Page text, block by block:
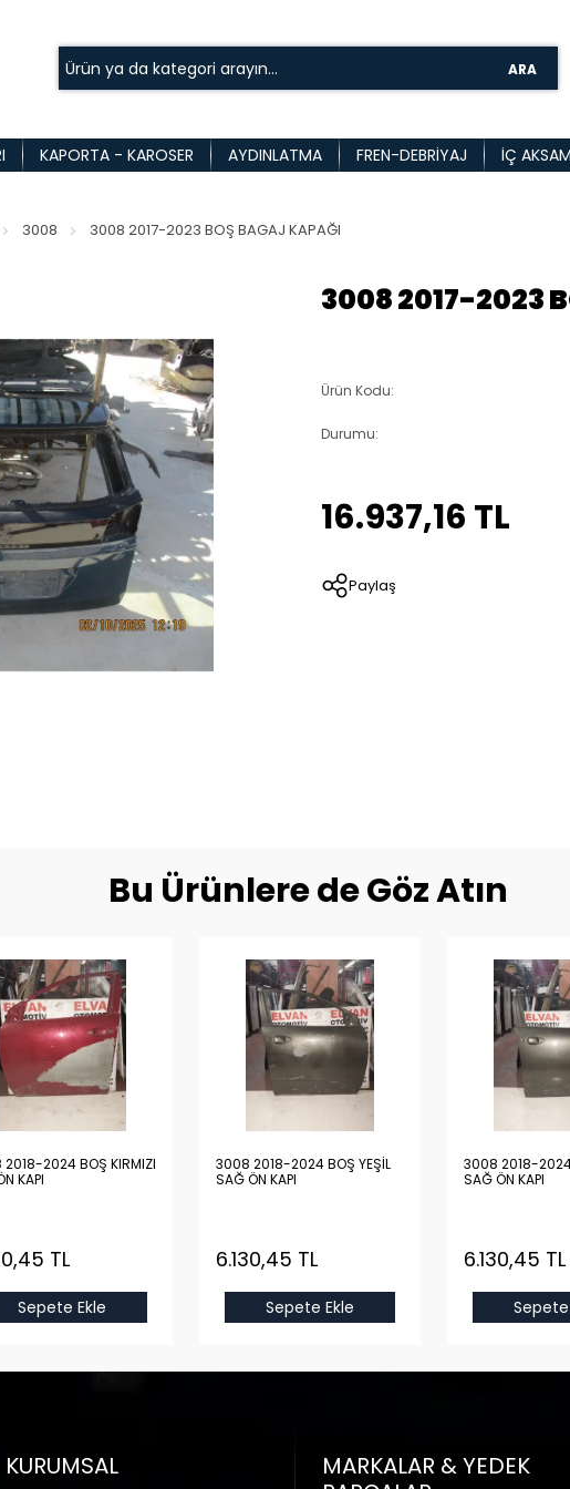
ARA
KAPORTA - KAROSER AYDINLATMA FREN-DEBRIYAJ İÇ AKSAM
3008 3008 2017-2023 BOŞ BAGAJ KAPAĞI
3008 2017-2023
Ürün Kodu:
Durumu:
16.937,16 TL
Paylaş
Bu Ürünlere de Göz Atın
2024 BOŞ KIRMIZI
KAPI
TL
Sepete Ekle
3008 2018-2024 BOŞ YEŞİL
SAĞ ÖN KAPI
6.130,45 TL
Sepete Ekle
3008 2018-2024
SAĞ ÖN KAPI
6.130,45 TL
Sepete
KURUMSAL
MARKALAR & YEDEK